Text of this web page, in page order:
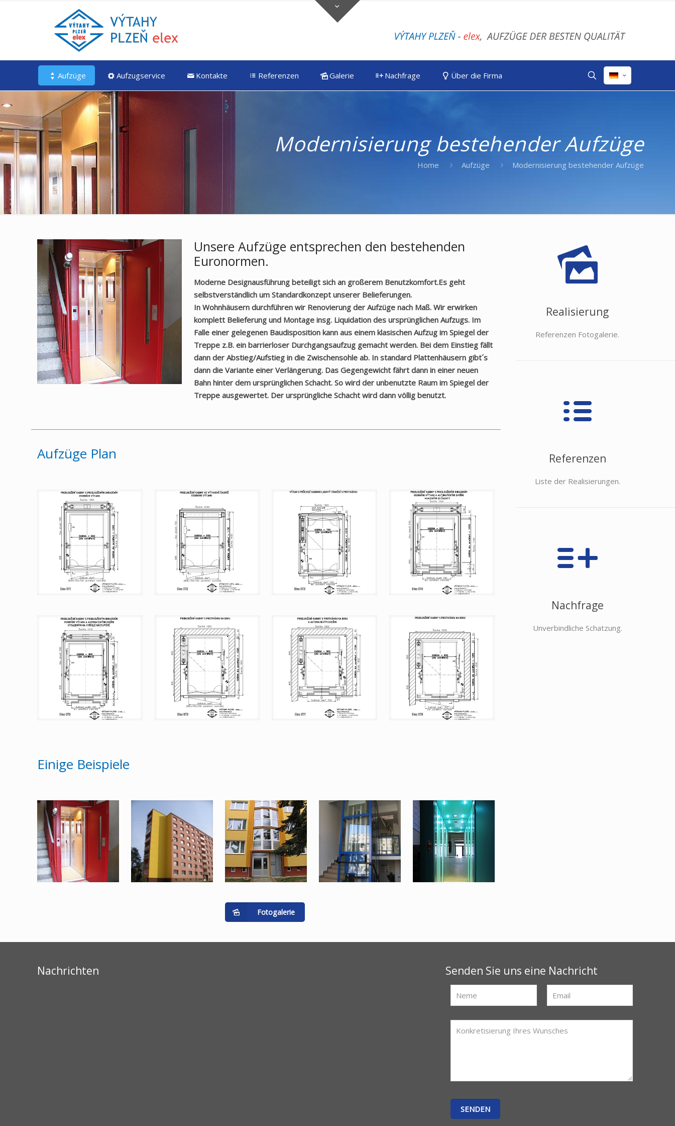
Aufzüge Aufzugservice Kontakte Referenzen Galerie Nachfrage Über die Firma
Modernisierung bestehender Aufzüge
Home Aufzüge Modernisierung bestehender Aufzüge
Unsere Aufzüge entsprechen den bestehenden
Euronormen.
Moderne Designausführung beteiligt sich an großerem Benutzkomfort.Es geht
selbstverständlich um Standardkonzept unserer Belieferungen.
In Wohnhäusern durchführen wir Renovierung der Aufzüge nach Maß. Wir erwirken
komplett Belieferung und Montage insg. Liquidation des ursprünglichen Aufzugs. Im
Falle einer gelegenen Baudisposition kann aus einem klasischen Aufzug im Spiegel der
Treppe z.B. ein barrierloser Durchgangsaufzug gemacht werden. Bei dem Einstieg fällt
dann der Abstieg/Aufstieg in die Zwischensohle ab. In standard Plattenhäusern gibt´s
dann die Variante einer Verlängerung. Das Gegengewicht fährt dann in einer neuen
Bahn hinter dem ursprünglichen Schacht. So wird der unbenutzte Raum im Spiegel der
Treppe ausgewertet. Der ursprüngliche Schacht wird dann völlig benutzt.
Aufzüge Plan
Einige Beispiele
Fotogalerie
Realisierung
Referenzen Fotogalerie.
Referenzen
Liste der Realisierungen.
Nachfrage
Unverbindliche Schatzung.
Nachrichten Senden Sie uns eine Nachricht